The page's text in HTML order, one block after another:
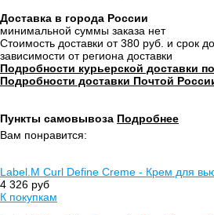
Доставка в города России
минимальной суммы заказа нет
Стоимость доставки от 380 руб. и срок
зависимости от региона доставки
Подробности курьерской доставки
Подробности доставки Почтой
Пункты самовывоза Подробнее
Вам понравится:
Label.M Curl Define Creme - Крем для
4 326 руб
К покупкам